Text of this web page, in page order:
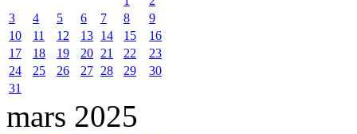
3
4 5 6 7 8
9
10
11 12 13 14 15
16
17
18 19 20 21 22
23
24
25 26 27 28 29
30
31
mars 2025